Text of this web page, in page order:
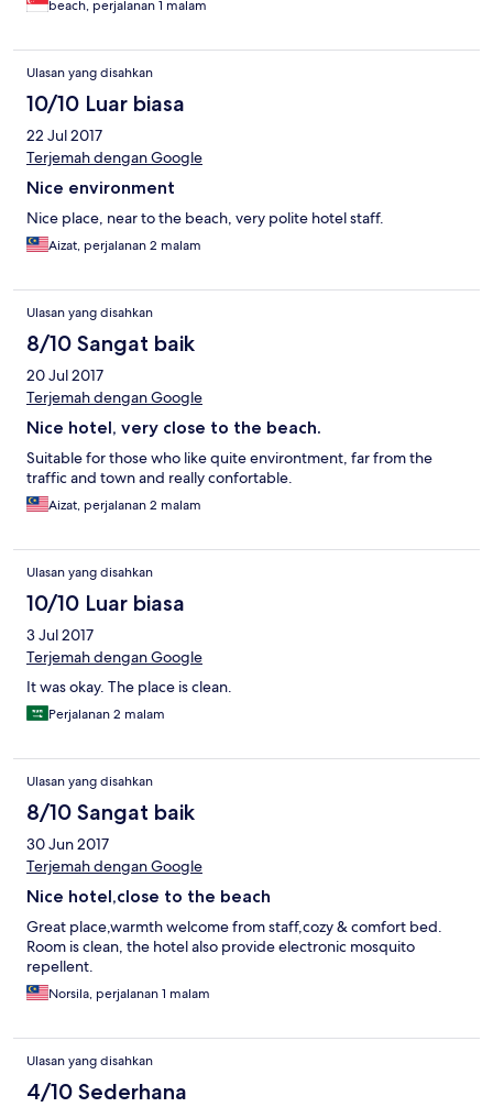
beach, perjalanan 1 malam
Ulasan yang disahkan
10/10 Luar biasa
22 Jul 2017
Terjemah dengan Google
Nice environment
Nice place, near to the beach, very polite hotel staff.
Aizat, perjalanan 2 malam
Ulasan yang disahkan
8/10 Sangat baik
20 Jul 2017
Terjemah dengan Google
Nice hotel, very close to the beach.
Suitable for those who like quite environtment, far from the
traffic and town and really confortable.
Aizat, perjalanan 2 malam
Ulasan yang disahkan
10/10 Luar biasa
3 Jul 2017
Terjemah dengan Google
It was okay. The place is clean.
Perjalanan 2 malam
Ulasan yang disahkan
8/10 Sangat baik
30 Jun 2017
Terjemah dengan Google
Nice hotel,close to the beach
Great place,warmth welcome from staff,cozy & comfort bed.
Room is clean, the hotel also provide electronic mosquito
repellent.
Norsila, perjalanan 1 malam
Ulasan yang disahkan
4/10 Sederhana